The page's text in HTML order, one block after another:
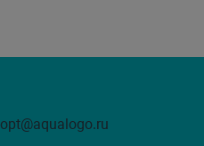
opt@aqualogo.ru